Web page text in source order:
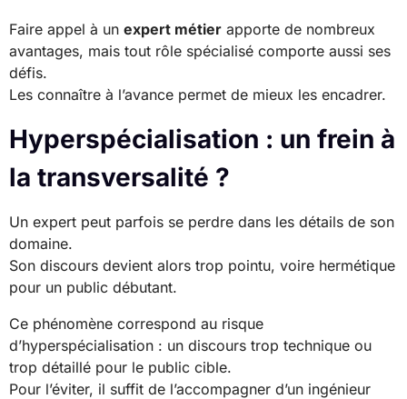
Faire appel à un expert métier apporte de nombreux
avantages, mais tout rôle spécialisé comporte aussi ses
défis.
Les connaître à l’avance permet de mieux les encadrer.
Hyperspécialisation : un frein à
la transversalité ?
Un expert peut parfois se perdre dans les détails de son
domaine.
Son discours devient alors trop pointu, voire hermétique
pour un public débutant.
Ce phénomène correspond au risque
d’hyperspécialisation : un discours trop technique ou
trop détaillé pour le public cible.
Pour l’éviter, il suffit de l’accompagner d’un ingénieur